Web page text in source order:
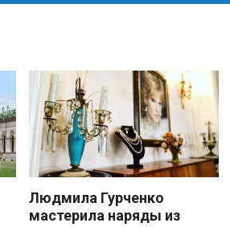
Людмила Гурченко
мастерила наряды из